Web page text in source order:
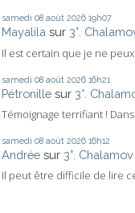
samedi 08 août 2026 19h07
Mayalila sur 3°.
Il est certain que je ne peux
samedi 08 août 2026 16h21
Pétronille sur 3°.
Témoignage terrifiant !
samedi 08 août 2026 16h12
Andrée sur 3°.
Il peut être difficile de lire